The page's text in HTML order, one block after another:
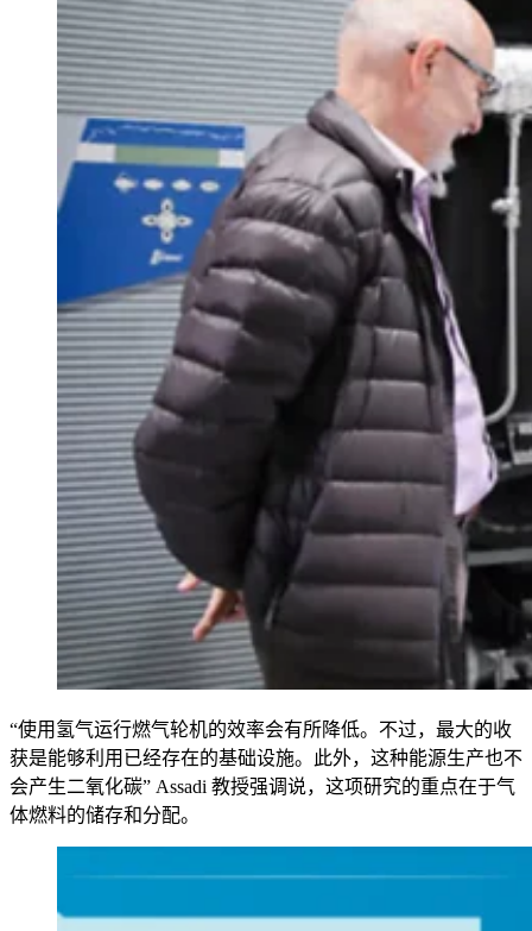
“使用氢气运行燃气轮机的效率会有所降低。不过，最大的收
获是能够利用已经存在的基础设施。此外，这种能源生产也不
会产生二氧化碳” Assadi 教授强调说，这项研究的重点在于气
体燃料的储存和分配。